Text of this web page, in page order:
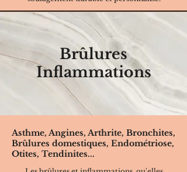
Brûlures
Inflammations
Asthme, Angines, Arthrite, Bronchites,
Brûlures domestiques, Endométriose,
Otites, Tendinites...